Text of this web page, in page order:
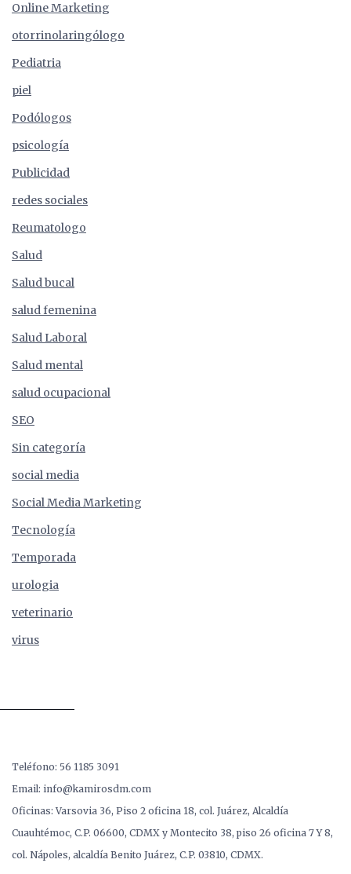
Online Marketing
otorrinolaringólogo
Pediatria
piel
Podólogos
psicología
Publicidad
redes sociales
Reumatologo
Salud
Salud bucal
salud femenina
Salud Laboral
Salud mental
salud ocupacional
SEO
Sin categoría
social media
Social Media Marketing
Tecnología
Temporada
urologia
veterinario
virus
Teléfono: 56 1185 3091
Email: info@kamirosdm.com
Oficinas: Varsovia 36, Piso 2 oficina 18, col. Juárez, Alcaldía
Cuauhtémoc, C.P. 06600, CDMX y Montecito 38, piso 26 oficina 7 Y 8,
col. Nápoles, alcaldía Benito Juárez, C.P. 03810, CDMX.